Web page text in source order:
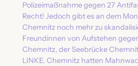
Polizeimaßnahme gegen 27
Recht! Jedoch gibt es an dem
Chemnitz noch mehr zu
Freundinnen von Aufstehen
Chemnitz, der Seebrücke
LINKE. Chemnitz hatten